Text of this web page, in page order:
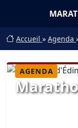
Accueil » Agenda
AGENDA